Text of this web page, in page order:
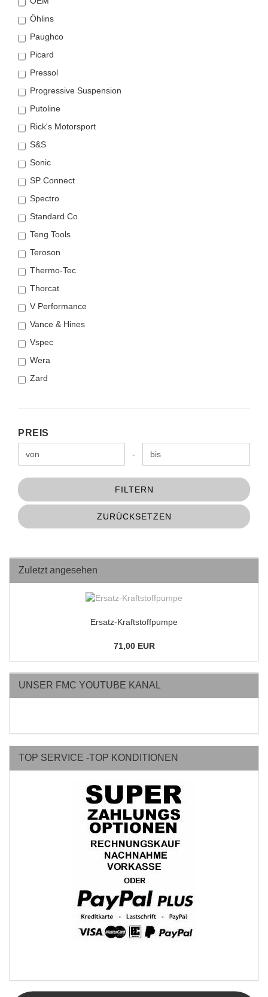
Öhlins
Paughco
Picard
Pressol
Progressive Suspension
Putoline
Rick's Motorsport
S&S
Sonic
SP Connect
Spectro
Standard Co
Teng Tools
Teroson
Thermo-Tec
Thorcat
V Performance
Vance & Hines
Vspec
Wera
Zard
PREIS
PREIS
Preis bis -
FILTERN
ZURÜCKSETZEN
Zuletzt angesehen
Ersatz-Kraftstoffpumpe
71,00 EUR
UNSER FMC YOUTUBE KANAL
TOP SERVICE -TOP KONDITIONEN